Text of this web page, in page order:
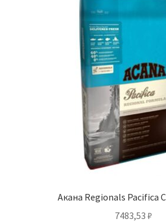
Акана Regionals Pacifica
7483,53 ₽